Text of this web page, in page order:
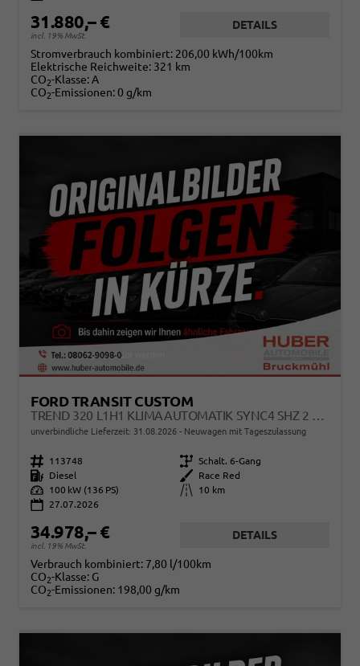
31.880,– €
incl. 19% MwSt.
DETAILS
Stromverbrauch kombiniert: 206,00 kWh/100km
Elektrische Reichweite: 321 km
CO2-Klasse:A
CO2-Emissionen:0 g/km
FORD TRANSIT CUSTOM
TREND 320 L1H1 KLIMAAUTOMATIK SYNC4 SHZ 2 X EINPARKHILFE KAMERA 5JG
unverbindliche Lieferzeit: 31.08.2026 Neuwagen mit Tageszulassung
Fahrzeugnr. 113748 Getriebe Schalt. 6-Gang
Kraftstoff
Diesel Außenfarbe
Race Red
Leistung
100 kW (136 PS) Kilometerstand
10 km
27.07.2026
34.978,– €
incl. 19% MwSt.
DETAILS
Verbrauch kombiniert: 7,80 l/100km
CO2-Klasse: G
CO2-Emissionen: 198,00 g/km